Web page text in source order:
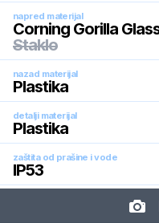
napred materijal
Corning Gorilla
Staklo
nazad materijal
Plastika
detalji materijal
Plastika
zaštita od prašine i vode
IP53